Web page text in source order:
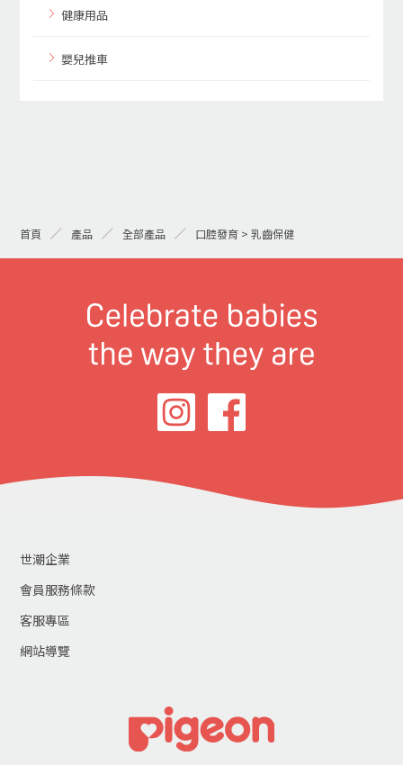
健康用品
嬰兒推車
首頁 產品 全部產品 口腔發育 > 乳齒保健
世潮企業
會員服務條款
客服專區
網站導覽